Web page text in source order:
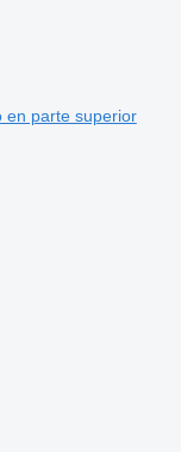
en parte superior